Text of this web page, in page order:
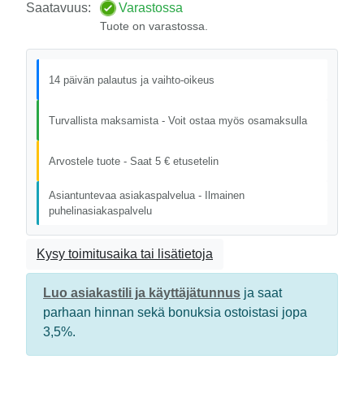
Saatavuus:
Varastossa
Tuote on varastossa.
14 päivän palautus ja vaihto-oikeus
Turvallista maksamista - Voit ostaa myös osamaksulla
Arvostele tuote - Saat 5 € etusetelin
Asiantuntevaa asiakaspalvelua - Ilmainen
puhelinasiakaspalvelu
Kysy toimitusaika tai lisätietoja
Luo asiakastili ja käyttäjätunnus ja saat
parhaan hinnan sekä bonuksia ostoistasi jopa
3,5%.